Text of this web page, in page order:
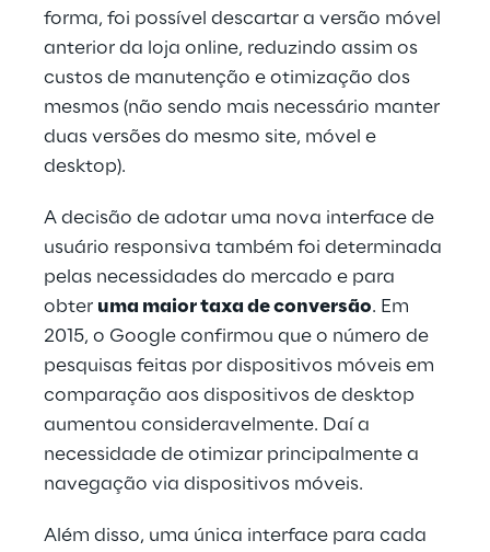
forma, foi possível descartar a versão móvel
anterior da loja online, reduzindo assim os
custos de manutenção e otimização dos
mesmos (não sendo mais necessário manter
duas versões do mesmo site, móvel e
desktop).
A decisão de adotar uma nova interface de
usuário responsiva também foi determinada
pelas necessidades do mercado e para
obter uma maior taxa de conversão. Em
2015, o Google confirmou que o número de
pesquisas feitas por dispositivos móveis em
comparação aos dispositivos de desktop
aumentou consideravelmente. Daí a
necessidade de otimizar principalmente a
navegação via dispositivos móveis.
Além disso, uma única interface para cada